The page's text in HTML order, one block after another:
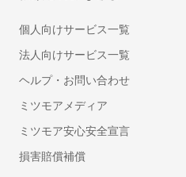
ワークフローシステム
受付システム
文書管理システム
MDM(モバイル端末管理)
ビジネスフォン
クラウドPBX
個人向けサービス一覧
法人向けサービス一覧
ヘルプ・お問い合わせ
ミツモアメディア
ミツモア安心安全宣言
損害賠償補償